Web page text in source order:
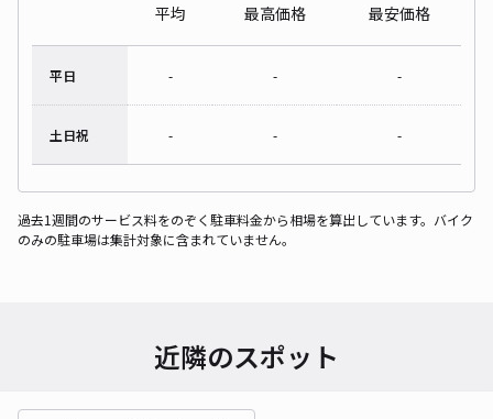
平均 最高価格 最安価格
平日 - - -
土日祝 - - -
過去1週間のサービス料をのぞく駐車料金から相場を算出しています。バイク
のみの駐車場は集計対象に含まれていません。
近隣のスポット